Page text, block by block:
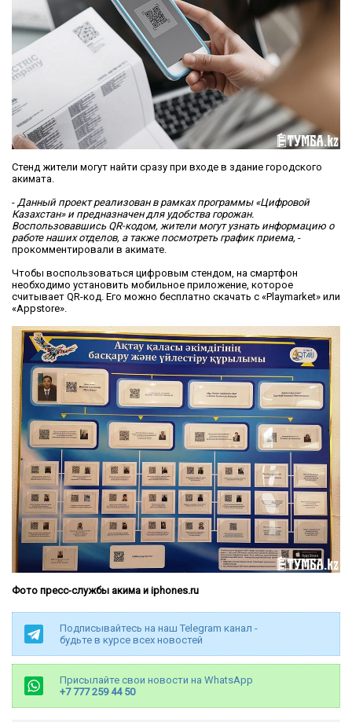
Стенд жители могут найти сразу при входе в здание городского
акимата.
- Данный проект реализован в рамках программы «Цифровой
Казахстан» и предназначен для удобства горожан.
Воспользовавшись QR-кодом, жители могут узнать информацию о
работе наших отделов, а также посмотреть график приема, -
прокомментировали в акимате.
Чтобы воспользоваться цифровым стендом, на смартфон
необходимо установить мобильное приложение, которое
считывает QR-код. Его можно бесплатно скачать с «Playmarket» или
«Appstore».
Фото пресс-службы акима и iphones.ru
Подписывайтесь на наш Telegram канал -
будьте в курсе всех новостей
Присылайте свои новости на WhatsApp
+7 777 259 44 50